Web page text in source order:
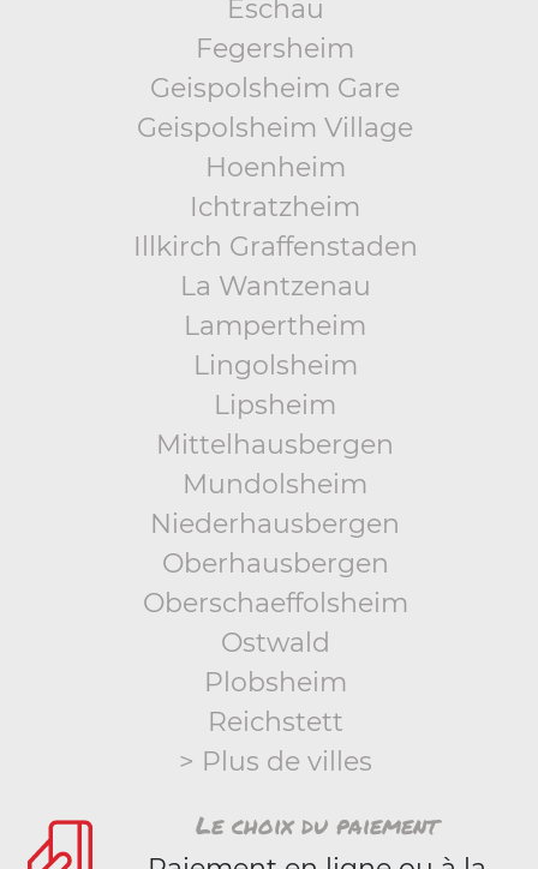
Eschau
Fegersheim
Geispolsheim Gare
Geispolsheim Village
Hoenheim
Ichtratzheim
Illkirch Graffenstaden
La Wantzenau
Lampertheim
Lingolsheim
Lipsheim
Mittelhausbergen
Mundolsheim
Niederhausbergen
Oberhausbergen
Oberschaeffolsheim
Ostwald
Plobsheim
Reichstett
> Plus de villes
Le choix du paiement